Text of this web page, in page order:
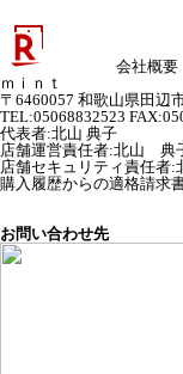
会社概要
ｍｉｎｔ
〒6460057 和歌山県田辺
TEL:05068832523
代表者:北山 典子
店舗運営責任者:北山 典
店舗セキュリティ責任者:
購入履歴からの適格請求
お問い合わせ先